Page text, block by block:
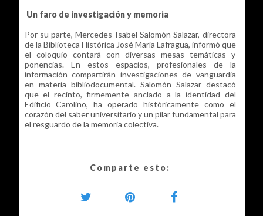
Un faro de investigación y memoria
Por su parte, Mercedes Isabel Salomón Salazar, directora
de la Biblioteca Histórica José María Lafragua, informó que
el coloquio contará con diversas mesas temáticas y
ponencias. En estos espacios, profesionales de la
información compartirán investigaciones de vanguardia
en materia bibliodocumental. Salomón Salazar destacó
que el recinto, firmemente anclado a la identidad del
Edificio Carolino, ha operado históricamente como el
corazón del saber universitario y un pilar fundamental para
el resguardo de la memoria colectiva.
Comparte esto: